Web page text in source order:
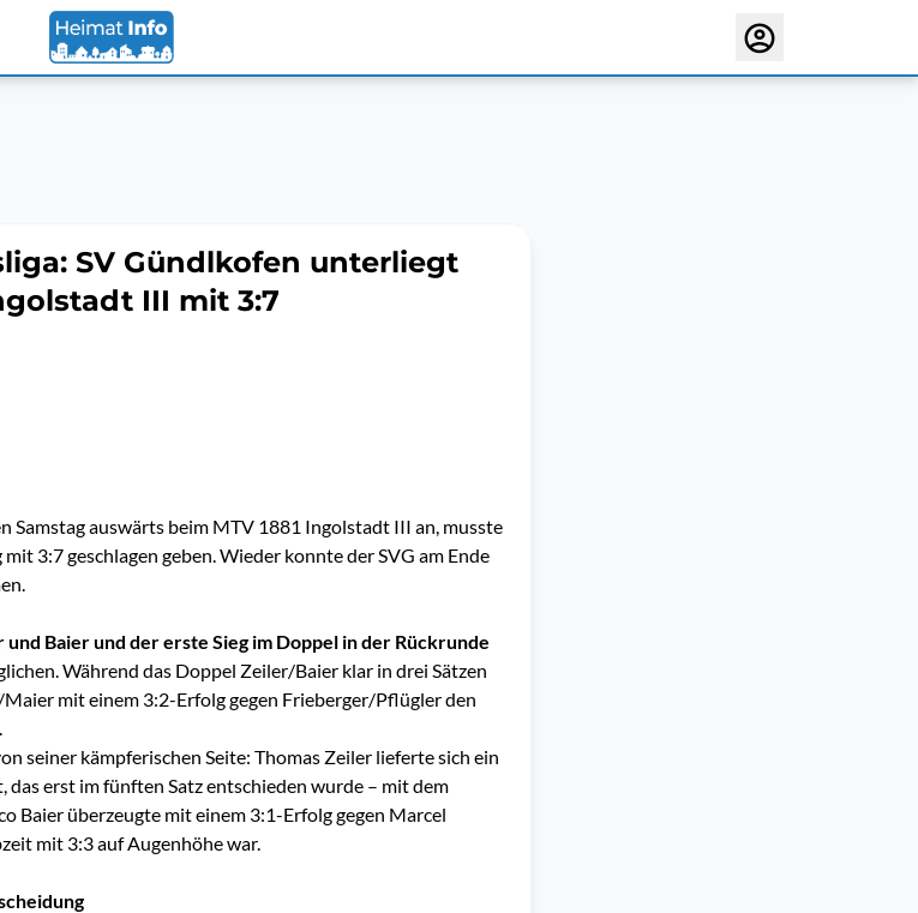
SV Gündlkofen unterliegt
III mit 3:7
Samstag auswärts beim MTV 1881 Ingolstadt III an, musste
3:7 geschlagen geben. Wieder konnte der SVG am Ende
Baier und der erste Sieg im Doppel in der Rückrunde
Während das Doppel Zeiler/Baier klar in drei Sätzen
mit einem 3:2-Erfolg gegen Frieberger/Pflügler den
seiner kämpferischen Seite: Thomas Zeiler lieferte sich ein
erst im fünften Satz entschieden wurde – mit dem
Baier überzeugte mit einem 3:1-Erfolg gegen Marcel
mit 3:3 auf Augenhöhe war.